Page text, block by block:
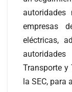
autoridades
empresas
eléctricas,
Transporte y
la SEC, para